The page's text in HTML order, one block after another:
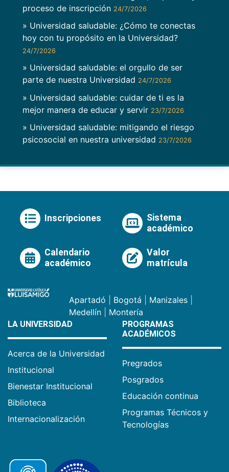
proceso de inscripción 24/7/2026
» Universidad saludable: ¿Cómo te conectas
hoy con tu propósito en la Universidad?
24/7/2026
» Universidad saludable: el orgullo de ser
parte de nuestra Universidad 24/7/2026
» Universidad saludable: cuidar de ti es la
mejor manera de educar y servir 23/7/2026
» Universidad saludable: mitigando el riesgo
psicosocial en nuestra universidad 23/7/2026
Inscripciones
Sistema
académico
Calendario
académico
Valor
matrícula
Apartadó Bogotá Manizales
Medellín
Montería
LA UNIVERSIDAD
Acerca de la Universidad
Institucional
Bienestar Institucional
Biblioteca
Internacionalización
PROGRAMAS
ACADÉMICOS
Pregrados
Posgrados
Educación continua
Programas Técnicos y
Tecnologías